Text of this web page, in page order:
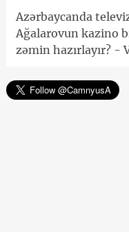
Azərbaycanda
Ağalarovun kazino
zəmin hazırlayır? -